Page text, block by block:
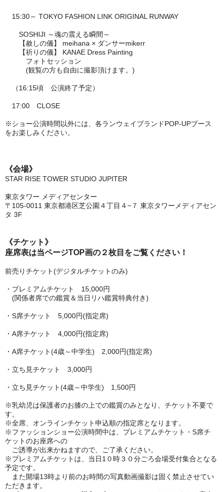
15:30～ TOKYO FASHION LINK ORIGINAL RUNWAY
SOSHIJI ～魂の震える瞬間～
【赦しの儀】 meihana × ダンサーmikerr
【祈りの儀】 KANAE Dress Painting
フォトセッション
(観覧の方も自由に撮影頂けます。)
（16:15頃 公演終了予定）
17:00 CLOSE
※ショー公演時間以外には、各ランウェイブランドPOP-UPブース
をお楽しみください。
《会場》
STAR RISE TOWER STUDIO JUPITER
東京タワー メディアセンター
〒105-0011 東京都港区芝公園４丁目４−７ 東京タワーメディアセン
タ 3F
《チケット》
座席表は当ページTOP画の２枚目をご覧ください！
前売りチケット(デジタルチケットのみ)
・プレミアムチケット 15,000円
(関係者席での鑑賞＆当日リハ鑑賞特典付き)
・S席チケット 5,000円(指定席)
・A席チケット 4,000円(指定席)
・A席チケット(4歳～中学生) 2,000円(指定席)
・立ち見チケット 3,000円
・立ち見チケット(4歳～中学生) 1,500円
※乳幼児は保護者のお膝の上での鑑賞のみとなり、チケット不要で
す。
※全席、オンラインチケット申込順の指定席となります。
※ファッションショー公演時間中は、プレミアムチケット・S席チ
ケットのお座席への
ご誘導が出来かねますので、ご了承ください。
※プレミアムチケットは、当日1０時３０分ごろ会場受付集合となる
予定です。
また開場13時より前のお時間の写真動画撮影は固く禁止させてい
ただきます。